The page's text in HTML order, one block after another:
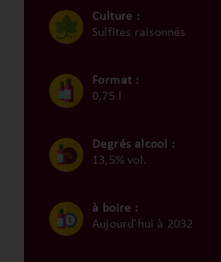
Culture :
Sulfites raisonnés
Format :
0,75 l
Degrés alcool :
13,5% vol.
à boire :
Aujourd'hui à 2032